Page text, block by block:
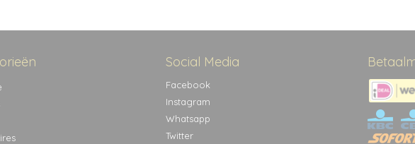
Social Media
Facebook
Instagram
Whatsapp
Twitter